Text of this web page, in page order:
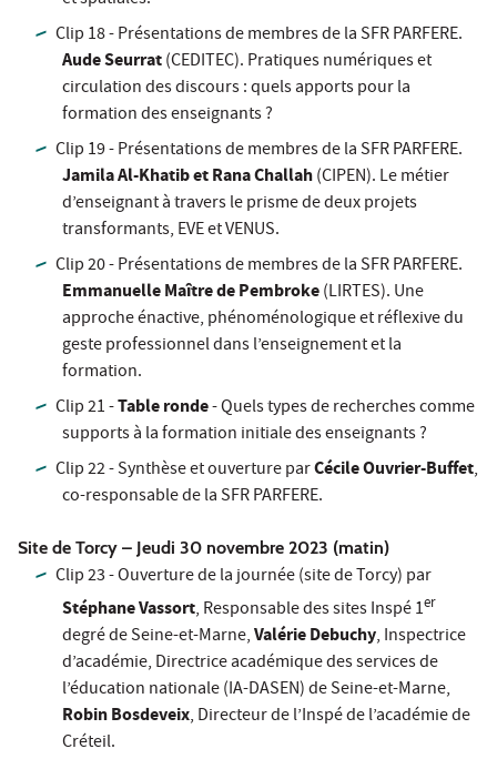
Clip 18 - Présentations de membres de la SFR PARFERE.
Aude Seurrat(CEDITEC). Pratiques numériques et
circulation des discours : quels apports pour la
formation des enseignants ?
Clip 19 - Présentations de membres de la SFR PARFERE.
Jamila Al-Khatib et Rana Challah(CIPEN). Le métier
d’enseignant à travers le prisme de deux projets
transformants, EVE et VENUS.
Clip 20 - Présentations de membres de la SFR PARFERE.
Emmanuelle Maître de Pembroke(LIRTES). Une
approche énactive, phénoménologique et réflexive du
geste professionnel dans l’enseignement et la
formation.
Clip 21 -Table ronde- Quels types de recherches comme
supports à la formation initiale des enseignants ?
Clip 22 - Synthèse et ouverture parCécile Ouvrier-Buffet,
co-responsable de la SFR PARFERE.
Site de Torcy – Jeudi 30 novembre 2023 (matin)
Clip 23 - Ouverture de la journée (site de Torcy) par
Stéphane Vassort, Responsable des sites Inspé 1er
degré de Seine-et-Marne,Valérie Debuchy, Inspectrice
d’académie, Directrice académique des services de
l’éducation nationale (IA-DASEN) de Seine-et-Marne,
Robin Bosdeveix, Directeur de l’Inspé de l’académie de
Créteil.